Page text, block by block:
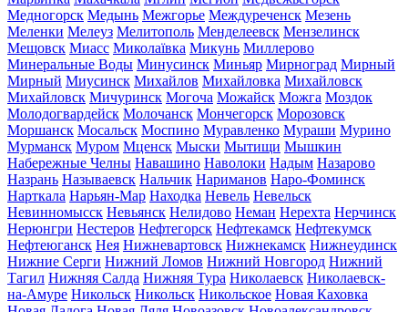
Медногорск Медынь Межгорье Междуреченск Мезень
Меленки Мелеуз Мелитополь Менделеевск Мензелинск
Мещовск Миасс Миколаївка Микунь Миллерово
Минеральные Воды Минусинск Миньяр Мирноград Мирный
Мирный Миусинск Михайлов Михайловка Михайловск
Михайловск Мичуринск Могоча Можайск Можга Моздок
Молодогвардейск Молочанск Мончегорск Морозовск
Моршанск Мосальск Моспино Муравленко Мураши Мурино
Мурманск Муром Мценск Мыски Мытищи Мышкин
Набережные Челны Навашино Наволоки Надым Назарово
Назрань Называевск Нальчик Нариманов Наро-Фоминск
Нарткала Нарьян-Мар Находка Невель Невельск
Невинномысск Невьянск Нелидово Неман Нерехта Нерчинск
Нерюнгри Нестеров Нефтегорск Нефтекамск Нефтекумск
Нефтеюганск Нея Нижневартовск Нижнекамск Нижнеудинск
Нижние Серги Нижний Ломов Нижний Новгород Нижний
Тагил Нижняя Салда Нижняя Тура Николаевск Николаевск-
на-Амуре Никольск Никольск Никольское Новая Каховка